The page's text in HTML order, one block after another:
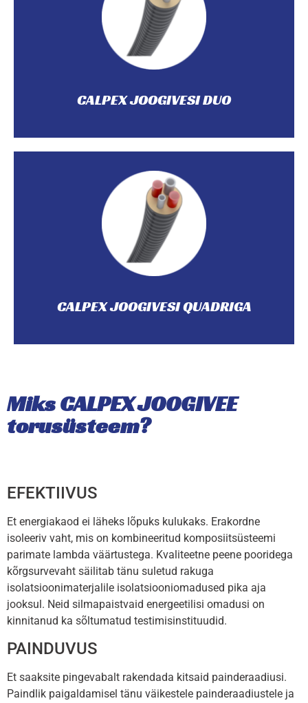
CALPEX JOOGIVESI DUO
CALPEX JOOGIVESI DUO
Patenteeritud CALPEX DUO kahe PEX-a kandetoruga
on painduv, pidev ja isekompenseeruv sanitaar-madala
temperatuuriga torusüsteem.
CALPEX JOOGIVESI QUADRIGA
Nelja PEX-a kandetoruga CALPEX QUADRIGA on
paindlik, pidev ja isekompenseeruv madala
temperatuuriga torusüsteem, mis ühendab endas
kütte- ja sanitaartehnilised rakendused.
Miks CALPEX JOOGIVEE
torusüsteem?
EFEKTIIVUS
Et energiakaod ei läheks lõpuks kulukaks. Erakordne
isoleeriv vaht, mis on kombineeritud komposiitsüsteemi
parimate lambda väärtustega. Kvaliteetne peene pooridega
kõrgsurvevaht säilitab tänu suletud rakuga
isolatsioonimaterjalile isolatsiooniomadused pika aja
jooksul. Neid silmapaistvaid energeetilisi omadusi on
kinnitanud ka sõltumatud testimisinstituudid.
PAINDUVUS
Et saaksite pingevabalt rakendada kitsaid painderaadiusi.
Paindlik paigaldamisel tänu väikestele painderaadiustele ja